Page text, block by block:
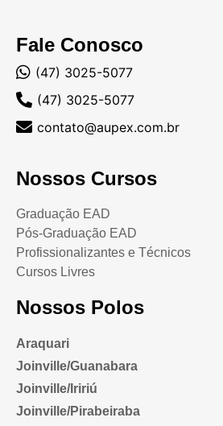
Fale Conosco
(47) 3025-5077
(47) 3025-5077
contato@aupex.com.br
Nossos Cursos
Graduação EAD
Pós-Graduação EAD
Profissionalizantes e Técnicos
Cursos Livres
Nossos Polos
Araquari
Joinville/Guanabara
Joinville/Iririú
Joinville/Pirabeiraba